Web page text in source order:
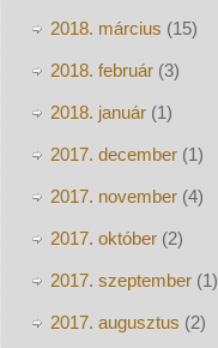
2018. március (15)
2018. február(3)
2018. január(1)
2017. december(1)
2017. november(4)
2017. október(2)
2017. szeptember(1)
2017. augusztus (2)